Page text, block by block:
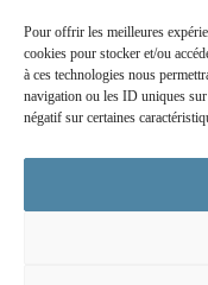
Pour offrir les meilleures
cookies pour stocker et/ou
à ces technologies nous
navigation ou les ID uniques
négatif sur certaines